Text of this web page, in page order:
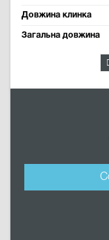
Довжина клинка
Загальна довжина